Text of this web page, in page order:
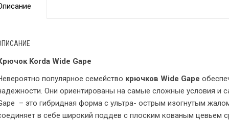
Korda Wide Gape
популярное семейство крючков Wide Gape
Они ориентированы на самые сложные условия и
– это гибридная форма с ультра- острым изогнутым
в себе широкий поддев с плоским кованым цевьем